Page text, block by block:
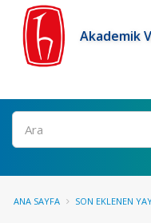
Akademik
Ara
ANA SAYFA SON EKLENEN